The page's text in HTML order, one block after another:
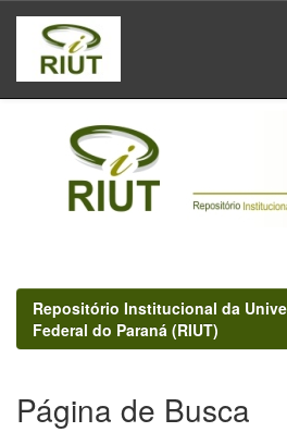
Skip
navigation
Repositório Institucional da
Federal do Paraná (RIUT)
Página de Busca